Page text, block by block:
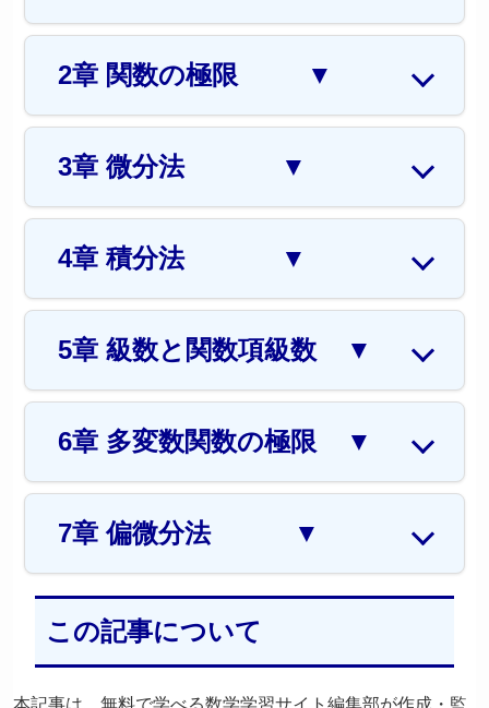
2章 関数の極限 ▼
3章 微分法 ▼
4章 積分法 ▼
5章 級数と関数項級数 ▼
6章 多変数関数の極限 ▼
7章 偏微分法 ▼
この記事について